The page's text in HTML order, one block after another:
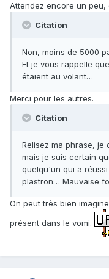
Attendez encore un
Citation
Non, moins de 5000
Et je vous rappelle
étaient au volant…
Merci pour les autres.
Citation
Relisez ma phrase, je
mais je suis certain
quelqu'un qui a
plastron… Mauvaise
On peut très bien
présent dans le vomi.